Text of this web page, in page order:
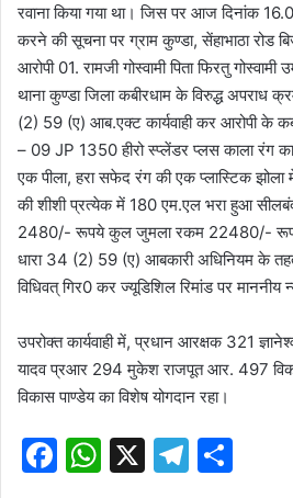
रवाना किया गया था। जिस पर आज दिनांक
करने की सूचना पर ग्राम कुण्डा, सेंहाभाठा रोड
आरोपी 01. रामजी गोस्वामी पिता फिरतु
थाना कुण्डा जिला कबीरधाम के विरुद्ध अपराध
(2) 59 (ए) आब.एक्ट कार्यवाही कर आरोपी के
– 09 JP 1350 हीरो स्प्लेंडर प्लस काला रंग
एक पीला, हरा सफेद रंग की एक प्लास्टिक झोला
की शीशी प्रत्येक में 180 एम.एल भरा हुआ
2480/- रूपये कुल जुमला रकम 22480/- रूपये
धारा 34 (2) 59 (ए) आबकारी अधिनियम के
विधिवत् गिर0 कर ज्यूडिशिल रिमांड पर माननीय
उपरोक्त कार्यवाही में, प्रधान आरक्षक 321
यादव प्रआर 294 मुकेश राजपूत आर. 497
विकास पाण्डेय का विशेष योगदान रहा।
F
W X
T